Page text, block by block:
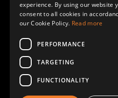
CUI: 4899350
experience. By using our website
consent to all cookies in
our Cookie Policy. Read more
PERFORMANCE
TARGETING
FUNCTIONALITY